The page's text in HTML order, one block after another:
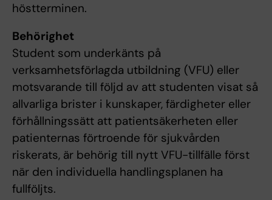
höstterminen.
Behörighet
Student som underkänts på
verksamhetsförlagda utbildning (VFU) eller
motsvarande till följd av att studenten visat så
allvarliga brister i kunskaper, färdigheter eller
förhållningssätt att patientsäkerheten eller
patienternas förtroende för sjukvården
riskerats, är behörig till nytt VFU-tillfälle först
när den individuella handlingsplanen ha
fullföljts.